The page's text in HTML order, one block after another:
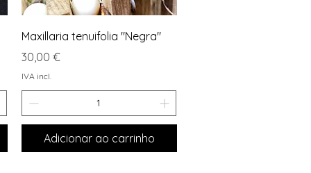
Visualização rápida
Maxillaria tenuifolia "Negra"
Preço
30,00 €
IVA incl.
Adicionar ao carrinho